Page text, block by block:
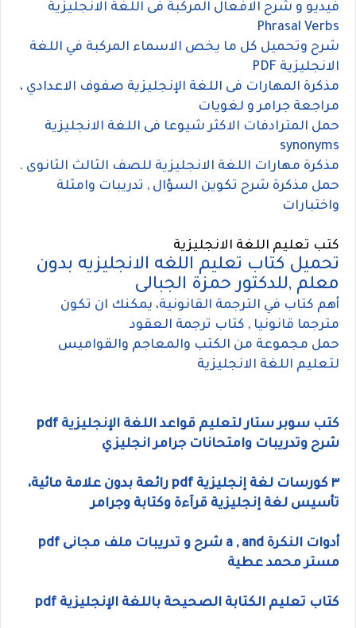
فيديو و شرح الافعال المركبة فى اللغة الانجليزية
Phrasal Verbs
شرح وتحميل كل ما يخص الاسماء المركبة في اللغة
الانجليزية PDF
مذكرة المهارات فى اللغة الإنجليزية صفوف الاعدادي ،
مراجعة جرامر و لغويات
حمل المترادفات الاكثر شيوعا فى اللغة الانجليزية
synonyms
مذكرة مهارات اللغة الانجليزية للصف الثالث الثانوى .
حمل مذكرة شرح تكوين السؤال , تدريبات وامثلة
واختبارات
كتب تعليم اللغة الانجليزية
تحميل كتاب تعليم اللغه الانجليزيه بدون
معلم ,للدكتور حمزة الجبالى
أهم كتاب في الترجمة القانونية، يمكنك ان تكون
مترجما قانونيا , كتاب ترجمة العقود
حمل مجموعة من الكتب والمعاجم والقواميس
لتعليم اللغة الانجليزية
كتب سوبر ستار لتعليم قواعد اللغة الإنجليزية pdf
شرح وتدريبات وامتحانات جرامر انجليزي
٣ كورسات لغة إنجليزية pdf رائعة بدون علامة مائية،
تأسيس لغة إنجليزية قرآءة وكتابة وجرامر
أدوات النكرة a , and شرح و تدريبات ملف مجانى pdf
مستر محمد عطية
كتاب تعليم الكتابة الصحيحة باللغة الإنجليزية pdf